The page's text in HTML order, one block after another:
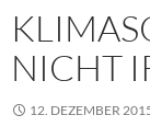
NICHT
12. DEZEMBER